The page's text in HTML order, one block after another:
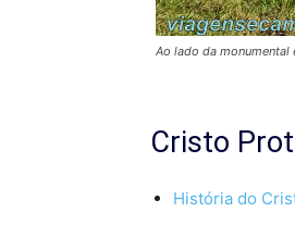
Ao lado da monumental
Cristo
História do